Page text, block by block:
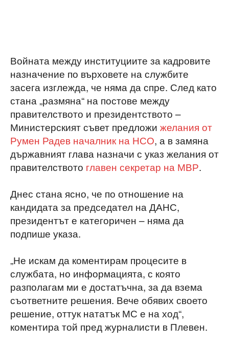
Войната между институциите за кадровите
назначение по върховете на службите
засега изглежда, че няма да спре. След като
стана „размяна“ на постове между
правителството и президентството –
Министерският съвет предложи желания от
Румен Радев началник на НСО, а в замяна
държавният глава назначи с указ желания от
правителството главен секретар на МВР.
Днес стана ясно, че по отношение на
кандидата за председател на ДАНС,
президентът е категоричен – няма да
подпише указа.
„Не искам да коментирам процесите в
службата, но информацията, с която
разполагам ми е достатъчна, за да взема
съответните решения. Вече обявих своето
решение, оттук нататък МС е на ход“,
коментира той пред журналисти в Плевен.